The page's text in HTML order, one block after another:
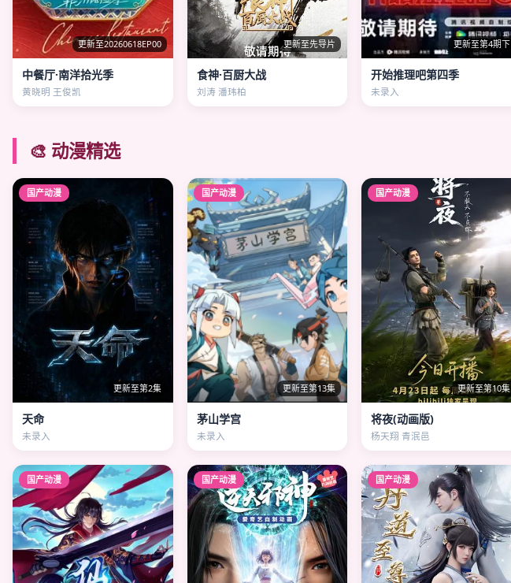
更新至20260618EP00
中餐厅·南洋拾光季
黄晓明 王俊凯
更新至先导片
食神·百厨大战
刘涛 潘玮柏
更新至第4期下
开始推理吧第四季
未录入
🎨 动漫精选
国产动漫
更新至第2集
天命
未录入
国产动漫
更新至第13集
茅山学宫
未录入
国产动漫
更新至第10集
将夜(动画版)
杨天翔 青泯邑
国产动漫 国产动漫 国产动漫